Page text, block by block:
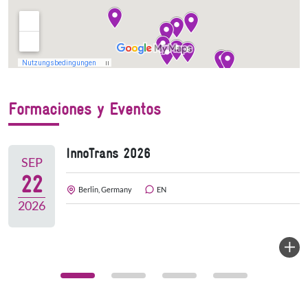
Formaciones y Eventos
SEP
22
2026
InnoTrans 2026
Berlin, Germany EN